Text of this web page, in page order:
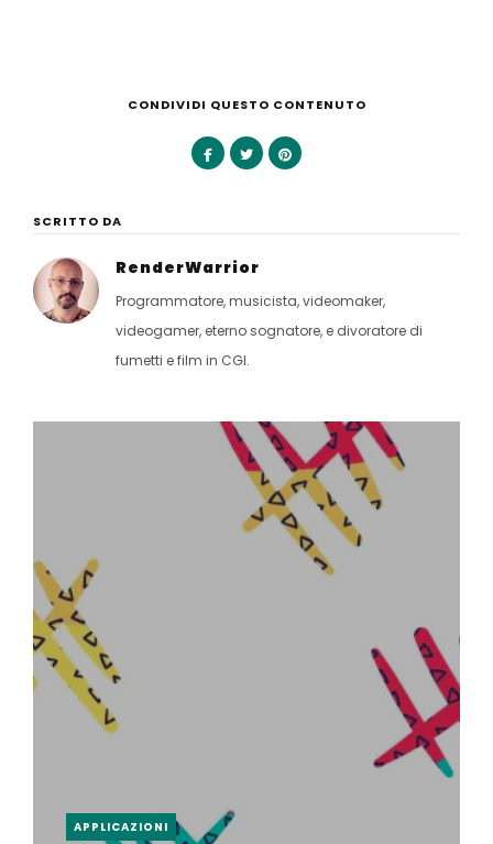
CONDIVIDI QUESTO CONTENUTO
SCRITTO DA
RenderWarrior
Programmatore, musicista, videomaker,
videogamer, eterno sognatore, e divoratore di
fumetti e film in CGI.
APPLICAZIONI